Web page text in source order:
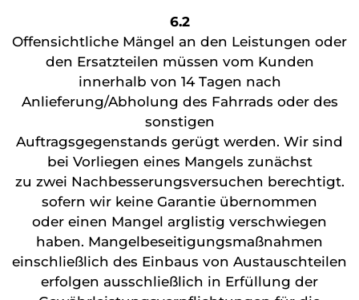
6.2
Offensichtliche Mängel an den Leistungen oder
den Ersatzteilen müssen vom Kunden
innerhalb von 14 Tagen nach
Anlieferung/Abholung des Fahrrads oder des
sonstigen
Auftragsgegenstands gerügt werden. Wir sind
bei Vorliegen eines Mangels zunächst
zu zwei Nachbesserungsversuchen berechtigt.
sofern wir keine Garantie übernommen
oder einen Mangel arglistig verschwiegen
haben. Mangelbeseitigungsmaßnahmen
einschließlich des Einbaus von Austauschteilen
erfolgen ausschließlich in Erfüllung der